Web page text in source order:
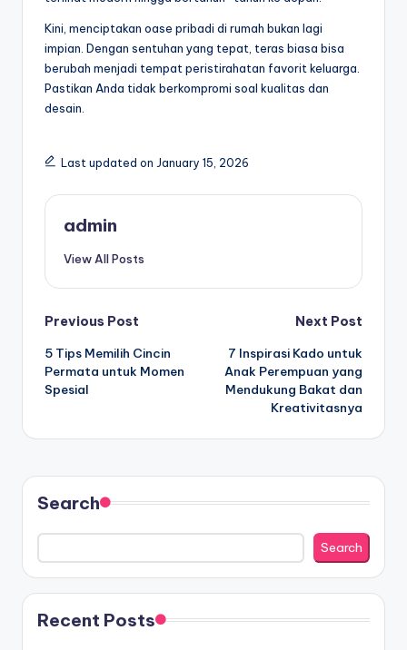
Kini, menciptakan oase pribadi di rumah bukan lagi
impian. Dengan sentuhan yang tepat, teras biasa bisa
berubah menjadi tempat peristirahatan favorit keluarga.
Pastikan Anda tidak berkompromi soal kualitas dan
desain.
Last updated on January 15, 2026
admin
View All Posts
Post
navigation
Previous Post
5 Tips Memilih Cincin
Permata untuk Momen
Spesial
Next Post
7 Inspirasi Kado untuk
Anak Perempuan yang
Mendukung Bakat dan
Kreativitasnya
Search
Search
Recent Posts